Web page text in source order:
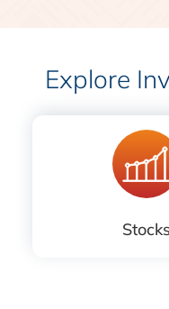
Explore
Stocks